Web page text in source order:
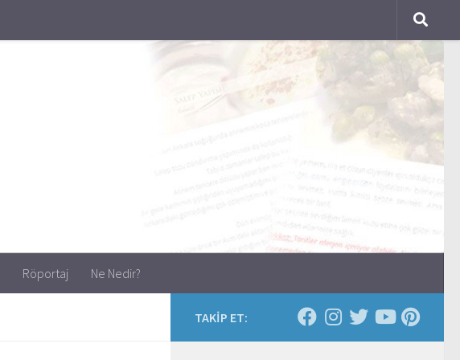
Röportaj Ne Nedir?
TAKİP ET: